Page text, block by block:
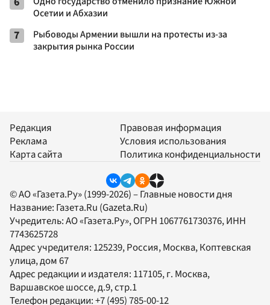
Осетии и Абхазии
7
Рыбоводы Армении вышли на протесты из-за
закрытия рынка России
Редакция
Реклама
Карта сайта
Правовая информация
Условия использования
Политика конфиденциальности
© АО «Газета.Ру» (1999-2026) – Главные новости дня
Название: Газета.Ru (Gazeta.Ru)
Учредитель:АО «Газета.Ру», ОГРН 1067761730376, ИНН
7743625728
Адрес учредителя: 125239, Россия, Москва, Коптевская
улица, дом 67
Адрес редакции и издателя: 117105, г. Москва,
Варшавское шоссе, д.9, стр.1
Телефон редакции:+7 (495) 785-00-12